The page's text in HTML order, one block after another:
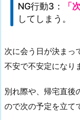
NG行動3： 「
してしまう。
次に会う日が決まっ
不安で不安定になり
別れ際や、帰宅直後
ので次の予定を立て